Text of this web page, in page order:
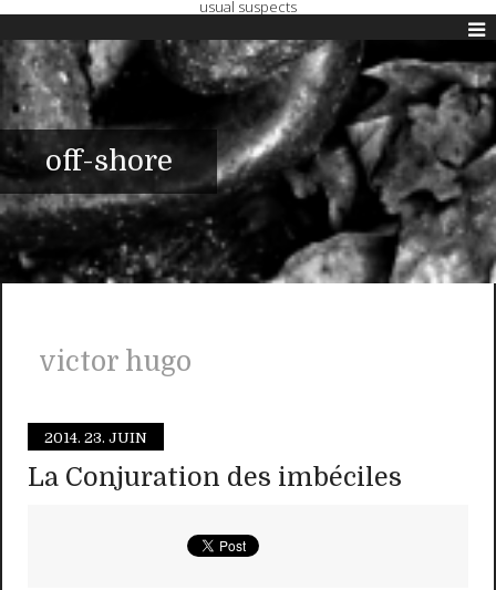
usual suspects
off-shore
victor hugo
2014. 23. JUIN
La Conjuration des imbéciles